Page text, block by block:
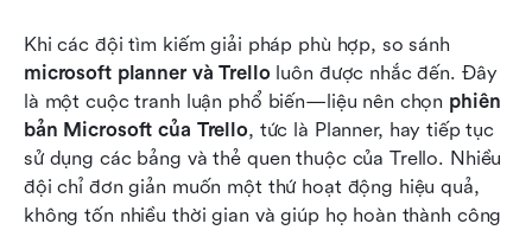
microsoft planner và Trello luôn được nhắc đến. Đây
là một cuộc tranh luận phổ biến—liệu nên chọn phiên
bản Microsoft của Trello, tức là Planner, hay tiếp tục
sử dụng các bảng và thẻ quen thuộc của Trello. Nhiều
đội chỉ đơn giản muốn một thứ hoạt động hiệu quả,
không tốn nhiều thời gian và giúp họ hoàn thành công